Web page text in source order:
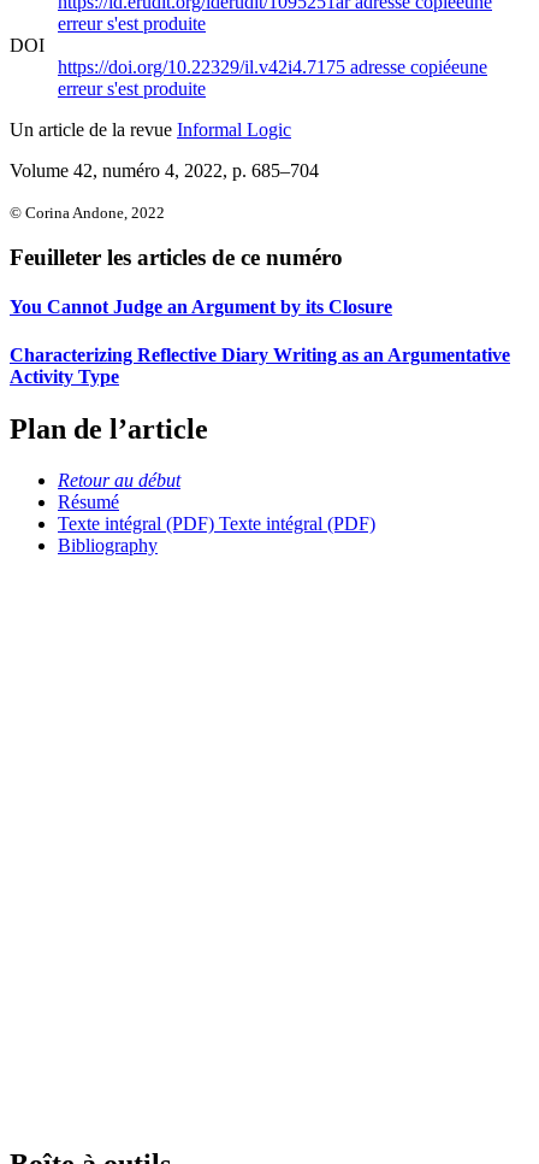
erreur s'est produite
DOI
https://doi.org/10.22329/il.v42i4.7175 adresse copiéeune
erreur s'est produite
Un article de la revue Informal Logic
Volume 42, numéro 4, 2022, p. 685–704
© Corina Andone, 2022
Feuilleter les articles de ce numéro
You Cannot Judge an Argument by its Closure
Characterizing Reflective Diary Writing as an Argumentative
Activity Type
Plan de l’article
Retour au début
Résumé
Texte intégral (PDF) Texte intégral (PDF)
Bibliography